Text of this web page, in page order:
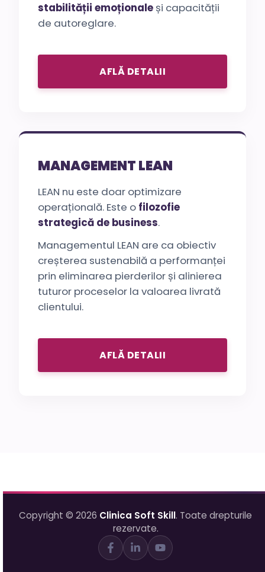
stabilității emoționale și capacității
de autoreglare.
AFLĂ DETALII
MANAGEMENT LEAN
LEAN nu este doar optimizare
operațională. Este o filozofie
strategică de business.
Managementul LEAN are ca obiectiv
creșterea sustenabilă a performanței
prin eliminarea pierderilor și alinierea
tuturor proceselor la valoarea livrată
clientului.
AFLĂ DETALII
Copyright © 2026 Clinica Soft Skill. Toate drepturile
rezervate.